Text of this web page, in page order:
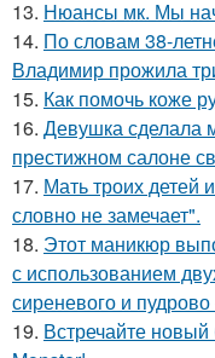
13. Нюансы мк. Мы
14. По словам 38-
Владимир прожила
15. Как помочь коже
16. Девушка сделала
престижном салоне
17. Мать троих детей
словно не замечает".
18. Этот маникюр
с использованием
сиреневого и пудрово
19. Встречайте новый